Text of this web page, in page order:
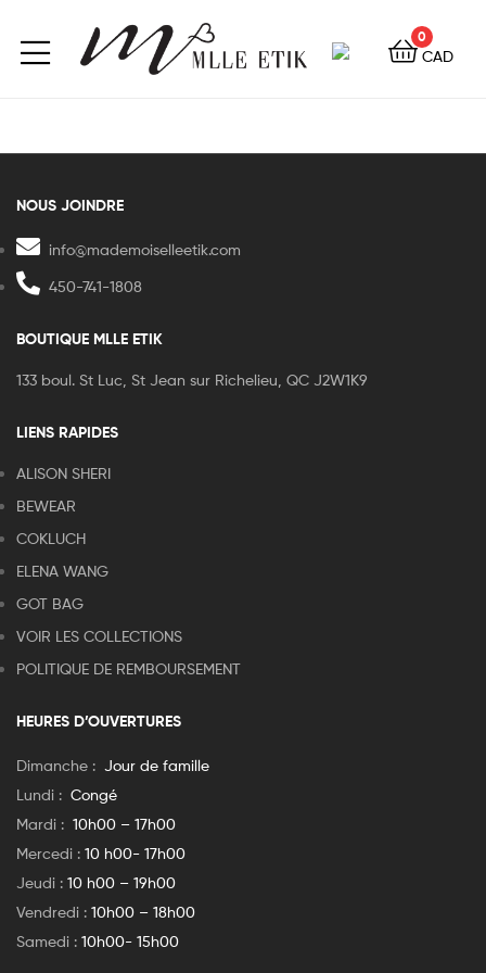
0
CAD
NOUS JOINDRE
info@mademoiselleetik.com
450-741-1808
BOUTIQUE MLLE ETIK
133 boul. St Luc, St Jean sur Richelieu, QC J2W1K9
LIENS RAPIDES
ALISON SHERI
BEWEAR
COKLUCH
ELENA WANG
GOT BAG
VOIR LES COLLECTIONS
POLITIQUE DE REMBOURSEMENT
HEURES D’OUVERTURES
Dimanche : Jour de famille
Lundi : Congé
Mardi : 10h00 – 17h00
Mercedi : 10 h00- 17h00
Jeudi : 10 h00 – 19h00
Vendredi : 10h00 – 18h00
Samedi : 10h00- 15h00